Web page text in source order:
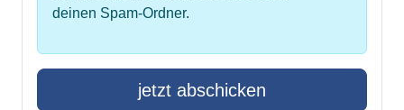
deinen Spam-Ordner.
jetzt abschicken